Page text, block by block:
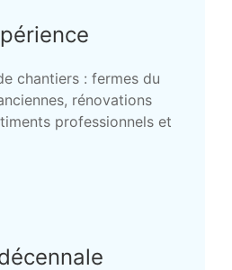
chantiers : fermes du
rénovations
professionnels et